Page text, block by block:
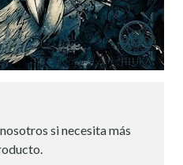
si necesita más